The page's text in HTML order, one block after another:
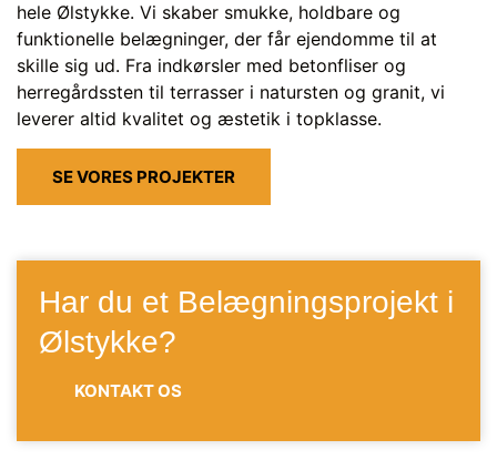
hele Ølstykke. Vi skaber smukke, holdbare og
funktionelle belægninger, der får ejendomme til at
skille sig ud. Fra indkørsler med betonfliser og
herregårdssten til terrasser i natursten og granit, vi
leverer altid kvalitet og æstetik i topklasse.
SE VORES PROJEKTER
Har du et Belægningsprojekt i
Ølstykke?
KONTAKT OS